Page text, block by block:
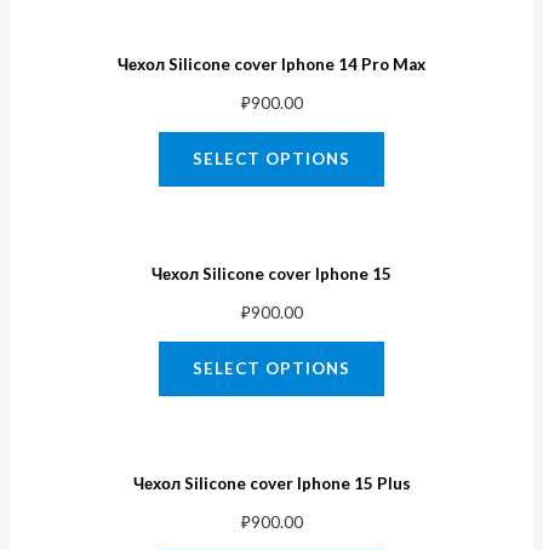
Чехол Silicone cover Iphone 14 Pro Max
₽900.00
SELECT OPTIONS
Чехол Silicone cover Iphone 15
₽900.00
SELECT OPTIONS
Чехол Silicone cover Iphone 15 Plus
₽900.00